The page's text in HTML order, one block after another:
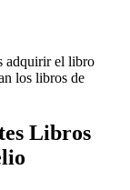
adquirir el libro
los libros de
Libros